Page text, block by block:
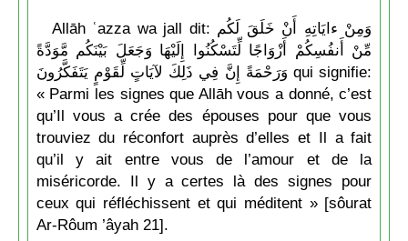
Allāh ʿazza wa jall dit: وَمِنْ ءايَاتِهِ أَنْ خَلَقَ لَكُم
مِّنْ أَنفُسِكُمْ أَزْوَاجًا لِّتَسْكُنُوا إِلَيْهَا وَجَعَلَ بَيْنَكُم مَّوَدَّةً
وَرَحْمَةً إِنَّ فِي ذَلِكَ لآيَاتٍ لِّقَوْمٍ يَتَفَكَّرُونَ qui signifie:
« Parmi les signes que Allāh vous a donné, c’est
qu’Il vous a crée des épouses pour que vous
trouviez du réconfort auprès d’elles et Il a fait
qu’il y ait entre vous de l’amour et de la
miséricorde. Il y a certes là des signes pour
ceux qui réfléchissent et qui méditent » [sôurat
Ar-Rôum ’âyah 21].